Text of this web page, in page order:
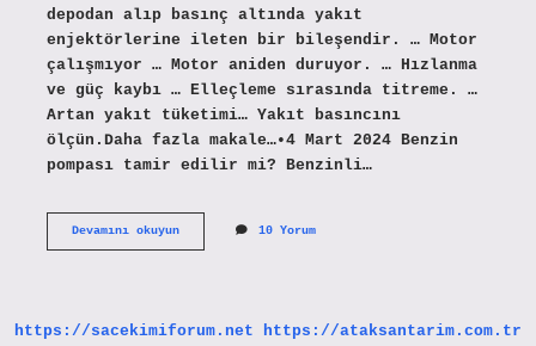
depodan alıp basınç altında yakıt
enjektörlerine ileten bir bileşendir. … Motor
çalışmıyor … Motor aniden duruyor. … Hızlanma
ve güç kaybı … Elleçleme sırasında titreme. …
Artan yakıt tüketimi… Yakıt basıncını
ölçün.Daha fazla makale…•4 Mart 2024 Benzin
pompası tamir edilir mi? Benzinli…
Devamını okuyunBenzin
10 Yorum
https://sacekimiforum.net
https://ataksantarim.com.tr